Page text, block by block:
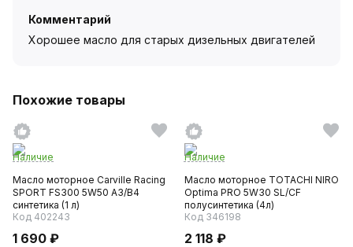
Комментарий
Хорошее масло для старых дизельных двигателей
Похожие товары
Наличие
Масло моторное Carville Racing
SPORT FS300 5W50 A3/B4
синтетика (1 л)
Код 402243
1 690 ₽
Наличие
Масло моторное TOTACHI NIRO
Optima PRO 5W30 SL/CF
полусинтетика (4л)
Код 346198
2 118 ₽